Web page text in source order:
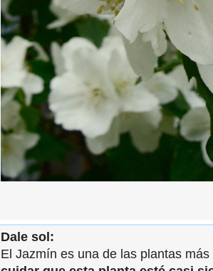
Dale sol:
El Jazmín es una de las plantas